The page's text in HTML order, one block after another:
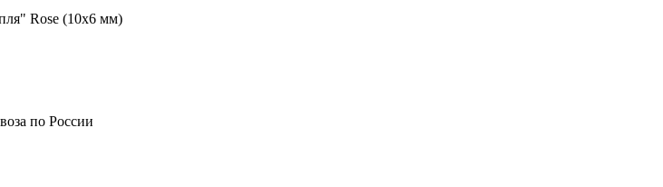
Rose (10х6 мм)
по России